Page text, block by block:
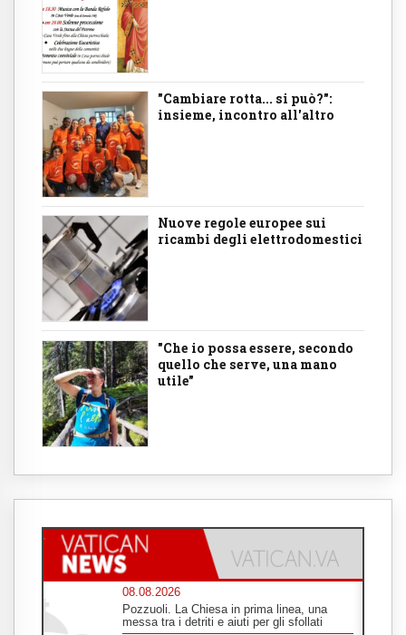
"Cambiare rotta... si può?":
insieme, incontro all'altro
Nuove regole europee sui
ricambi degli elettrodomestici
"Che io possa essere, secondo
quello che serve, una mano
utile"
08.08.2026
Pozzuoli. La Chiesa in prima linea, una
messa tra i detriti e aiuti per gli sfollati